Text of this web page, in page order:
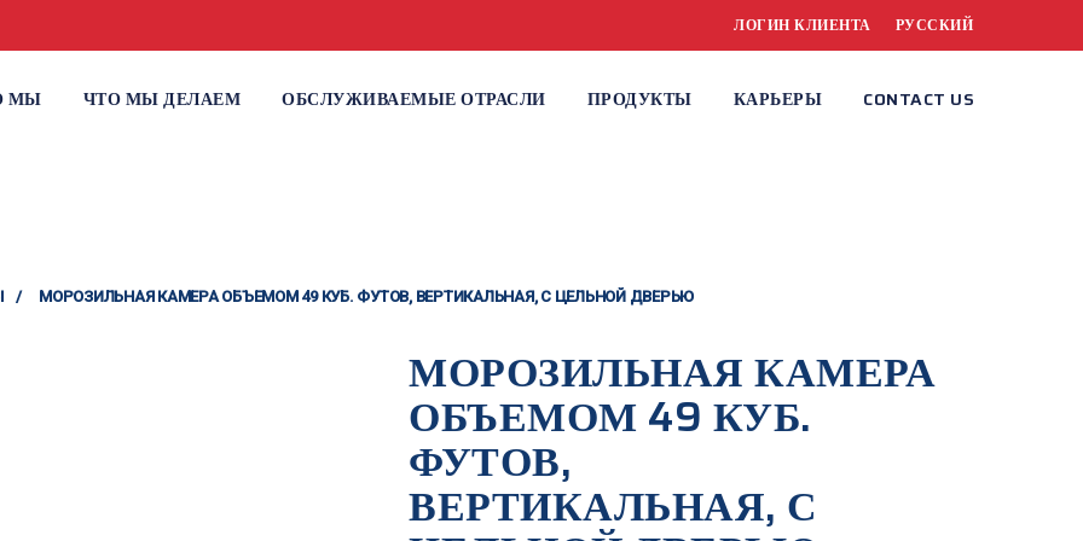
ЛОГИН КЛИЕНТА РУССКИЙ
МЫ ЧТО МЫ ДЕЛАЕМ ОБСЛУЖИВАЕМЫЕ ОТРАСЛИ ПРОДУКТЫ КАРЬЕРЫ CONTACT US
/ МОРОЗИЛЬНАЯ КАМЕРА ОБЪЕМОМ 49 КУБ. ФУТОВ, ВЕРТИКАЛЬНАЯ, С ЦЕЛЬНОЙ ДВЕРЬЮ
МОРОЗИЛЬНАЯ КАМЕРА
ОБЪЕМОМ 49 КУБ.
ФУТОВ,
ВЕРТИКАЛЬНАЯ, С